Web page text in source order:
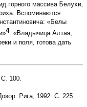
горного массива Белухи,
Вспоминаются
«Белы
4. «Владычица Алтая,
и поля, готова дать
100.
Рига, 1992. С. 225.